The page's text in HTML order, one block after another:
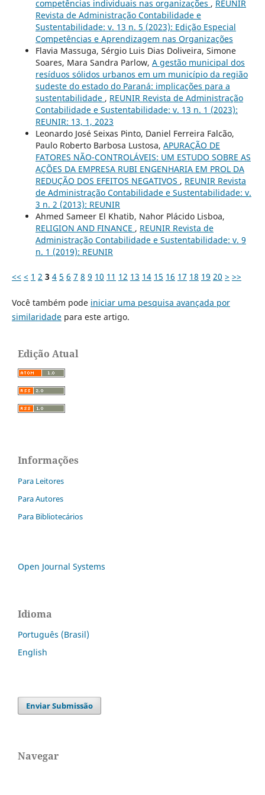
competências individuais nas organizações , REUNIR
Revista de Administração Contabilidade e
Sustentabilidade: v. 13 n. 5 (2023): Edição Especial
Competências e Aprendizagem nas Organizações
Flavia Massuga, Sérgio Luis Dias Doliveira, Simone
Soares, Mara Sandra Parlow, A gestão municipal dos
resíduos sólidos urbanos em um município da região
sudeste do estado do Paraná: implicações para a
sustentabilidade , REUNIR Revista de Administração
Contabilidade e Sustentabilidade: v. 13 n. 1 (2023):
REUNIR: 13, 1, 2023
Leonardo José Seixas Pinto, Daniel Ferreira Falcão,
Paulo Roberto Barbosa Lustosa, APURAÇÃO DE
FATORES NÃO-CONTROLÁVEIS: UM ESTUDO SOBRE AS
AÇÕES DA EMPRESA RUBI ENGENHARIA EM PROL DA
REDUÇÃO DOS EFEITOS NEGATIVOS , REUNIR Revista
de Administração Contabilidade e Sustentabilidade: v.
3 n. 2 (2013): REUNIR
Ahmed Sameer El Khatib, Nahor Plácido Lisboa,
RELIGION AND FINANCE , REUNIR Revista de
Administração Contabilidade e Sustentabilidade: v. 9
n. 1 (2019): REUNIR
<< < 1 2 3 4 5 6 7 8 9 10 11 12 13 14 15 16 17 18 19 20 > >>
Você também pode iniciar uma pesquisa avançada por
similaridadepara este artigo.
Edição Atual
Informações
Para Leitores
Para Autores
Para Bibliotecários
Open Journal Systems
Idioma
Português (Brasil)
English
Enviar Submissão
Navegar